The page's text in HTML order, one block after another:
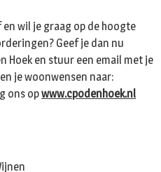
wil je graag op de hoogte
Geef je dan nu
Hoek en stuur een email met je
je woonwensen naar:
ons opwww.cpodenhoek.nl